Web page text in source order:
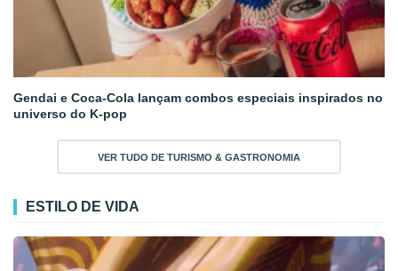
Gendai e Coca-Cola lançam combos especiais inspirados no
universo do K-pop
VER TUDO DE TURISMO & GASTRONOMIA
ESTILO DE VIDA